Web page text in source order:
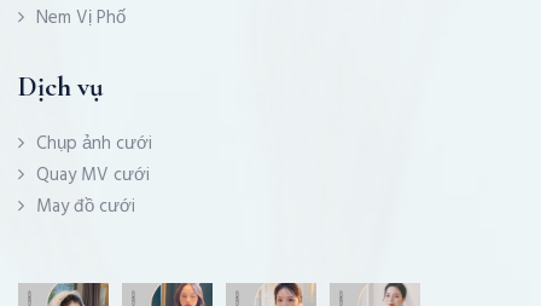
Nem Vị Phố
Dịch vụ
Chụp ảnh cưới
Quay MV cưới
May đồ cưới